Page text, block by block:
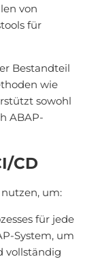
von
für
Bestandteil
wie
sowohl
ABAP-
CD
um:
für jede
System, um
vollständig